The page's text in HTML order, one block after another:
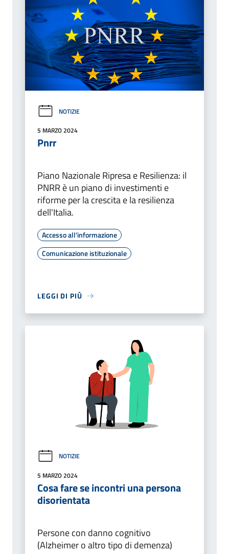
NOTIZIE
5 MARZO 2024
Pnrr
Piano Nazionale Ripresa e Resilienza: il
PNRR è un piano di investimenti e
riforme per la crescita e la resilienza
dell'Italia.
Accesso all'informazione
Comunicazione istituzionale
LEGGI DI PIÙ
NOTIZIE
5 MARZO 2024
Cosa fare se incontri una persona
disorientata
Persone con danno cognitivo
(Alzheimer o altro tipo di demenza)